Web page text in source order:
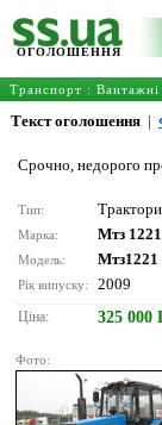
ОГОЛОШЕННЯ
Транспорт : Вантажні
Текст оголошення |
Срочно, недорого
Тип: Трактори
Марка: Мтз 1221
Модель: Мтз1221
Рік випуску: 2009
Ціна: 325 000
Фото: